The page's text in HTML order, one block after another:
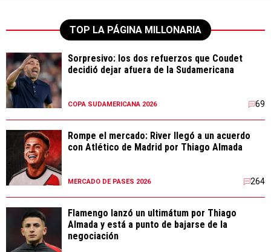
TOP LA PÁGINA MILLONARIA
Sorpresivo: los dos refuerzos que Coudet
decidió dejar afuera de la Sudamericana
COPA SUDAMERICANA 2026 69
Rompe el mercado: River llegó a un acuerdo
con Atlético de Madrid por Thiago Almada
MERCADO DE PASES 2026 264
Flamengo lanzó un ultimátum por Thiago
Almada y está a punto de bajarse de la
negociación